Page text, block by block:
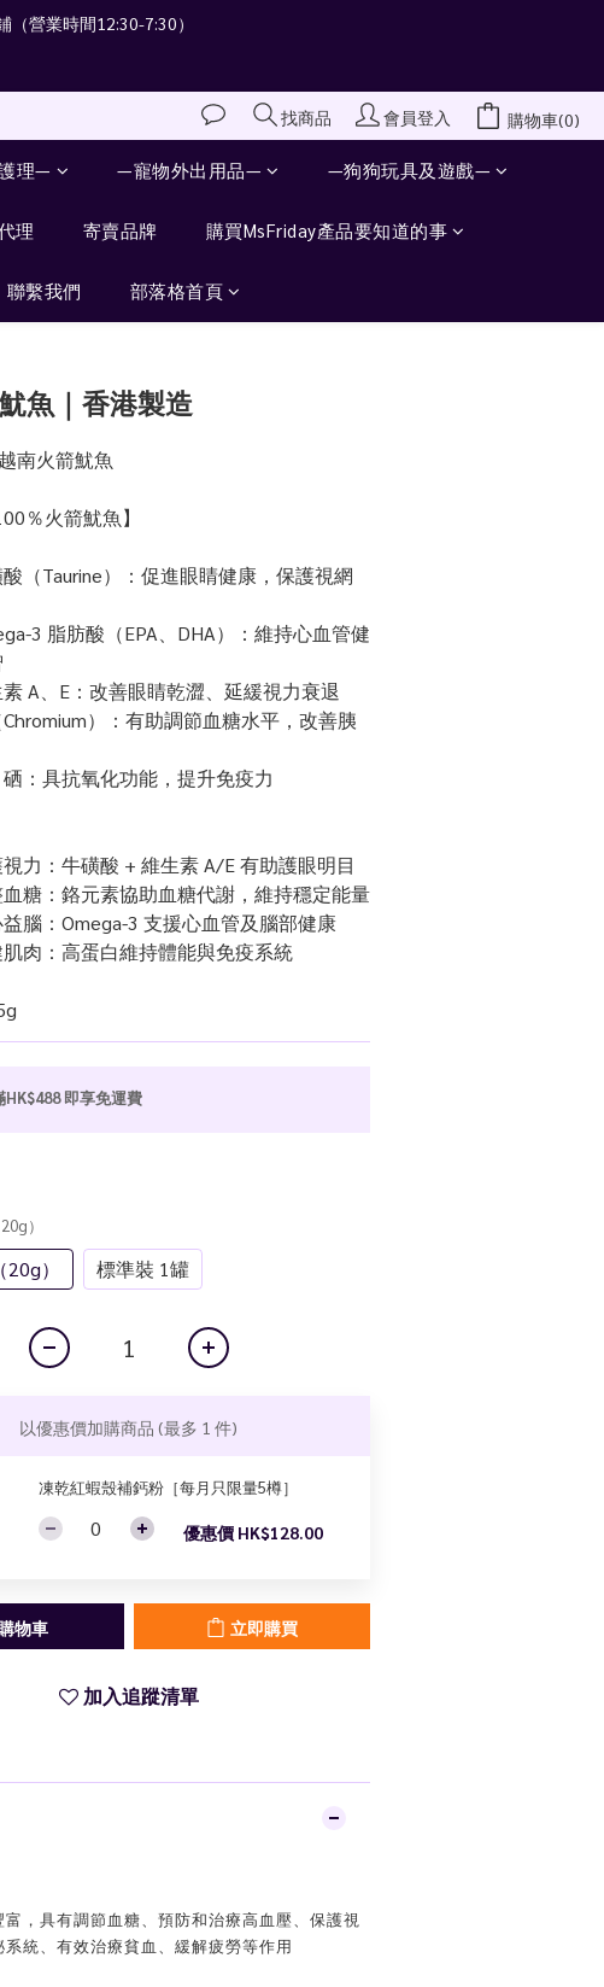
營業時間12:30-7:30）
找商品 會員登入 購物車(0)
理— —寵物外出用品— —狗狗玩具及遊戲—
理 寄賣品牌 購買MsFriday產品要知道的事
聯繫我們 部落格首頁
魚｜香港製造
南火箭魷魚
％火箭魷魚】
生素 A、E：改善眼睛乾澀、延緩視力衰退
、硒：具抗氧化功能，提升免疫力
護視力：牛磺酸 + 維生素 A/E 有助護眼明目
整血糖：鉻元素協助血糖代謝，維持穩定能量
心益腦：Omega-3 支援心血管及腦部健康
健肌肉：高蛋白維持體能與免疫系統
即享免運費
）
） 標準裝 1罐
以優惠價加購商品 (最多 1 件)
凍乾紅蝦殼補鈣粉［每月只限量5樽］
優惠價 HK$128.00
物車 立即購買
加入追蹤清單
，具有調節血糖、預防和治療高血壓、保護視
系統、有效治療貧血、緩解疲勞等作用